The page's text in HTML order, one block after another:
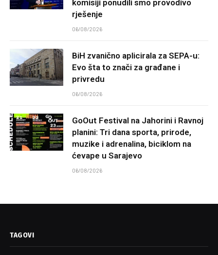
komisiji ponudili smo provodivo
rješenje
06/08/2026
BiH zvanično aplicirala za SEPA-u:
Evo šta to znači za građane i
privredu
06/08/2026
GoOut Festival na Jahorini i Ravnoj
planini: Tri dana sporta, prirode,
muzike i adrenalina, biciklom na
ćevape u Sarajevo
06/08/2026
TAGOVI